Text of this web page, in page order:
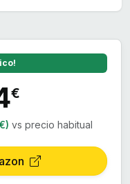
€
vs precio habitual